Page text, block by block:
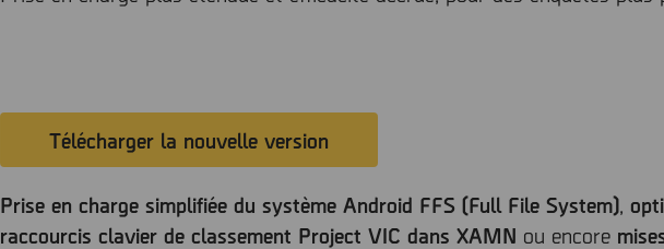
Télécharger la nouvelle version
Prise en charge simplifiée du système Android FFS (Full File System),
raccourcis clavier de classement Project VIC dans XAMN ou encore